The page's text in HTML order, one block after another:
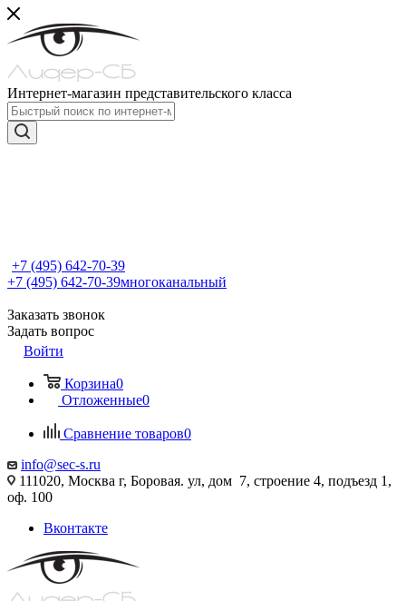
Интернет-магазин представительского класса
+7 (495) 642-70-39
+7 (495) 642-70-39многоканальный
Заказать звонок
Задать вопрос
Войти
Корзина0
Отложенные0
Сравнение товаров0
info@sec-s.ru
111020, Москва г, Боровая. ул, дом 7, строение 4, подъезд 1,
оф. 100
Вконтакте